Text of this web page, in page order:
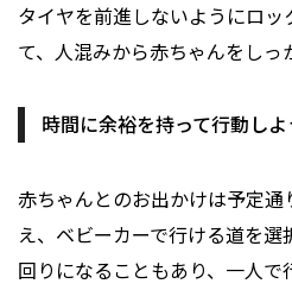
タイヤを前進しないようにロ
て、人混みから赤ちゃんをしっ
時間に余裕を持って行動しよ
赤ちゃんとのお出かけは予定通
え、ベビーカーで行ける道を
回りになることもあり、一人